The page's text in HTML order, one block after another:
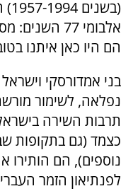
אלבומי 77
הם היו כאן איתנו
בני אמדורסקי וישראל
נפלאה, לשימור
תרבות השירה
כצמד (גם בתקופות
נוספים), הם הותירו
לפנתיאון הזמר